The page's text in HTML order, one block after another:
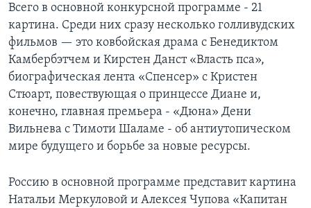
Всего в основной конкурсной программе - 21
картина. Среди них сразу несколько голливудских
фильмов — это ковбойская драма с Бенедиктом
Камбербэтчем и Кирстен Данст «Власть пса»,
биографическая лента «Спенсер» с Кристен
Стюарт, повествующая о принцессе Диане и,
конечно, главная премьера - «Дюна» Дени
Вильнева с Тимоти Шаламе - об антиутопическом
мире будущего и борьбе за новые ресурсы.
Россию в основной программе представит картина
Натальи Меркуловой и Алексея Чупова «Капитан